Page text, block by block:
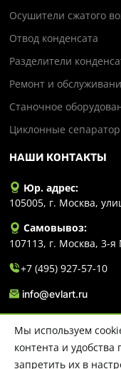
Осушители сжатого
Отвод конденсата
Разделители
Ремонт и
Станочное
Циклонные
НАШИ КОНТАКТЫ
Юр. адрес:
105005, г. Москва,
Самовывоз:
107113, г. Москва, 3-
+7 (495) 927-57-10
info@evlart.ru
© 2026 Evlart. Сайт
каких
Мы используем
контента и
запретить их в